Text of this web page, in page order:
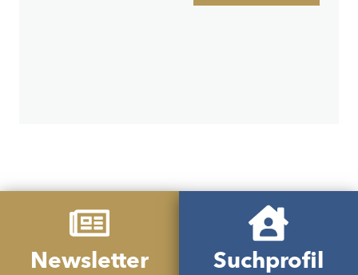
Newsletter
Suchprofil